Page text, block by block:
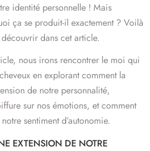
identité personnelle ! Mais
ça se produit-il exactement ? Voilà
dans cet article.
nous irons rencontrer le moi qui
en explorant comment la
de notre personnalité,
sur nos émotions, et comment
sentiment d’autonomie.
EXTENSION DE NOTRE